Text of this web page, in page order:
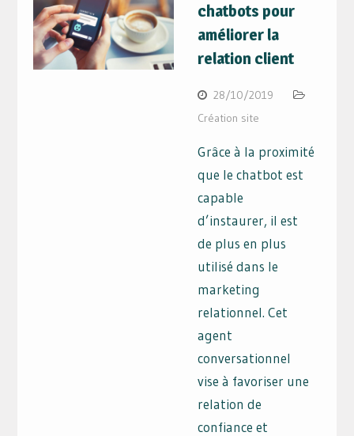
chatbots pour
améliorer la
relation client
28/10/2019
Création site
Grâce à la proximité
que le chatbot est
capable
d’instaurer, il est
de plus en plus
utilisé dans le
marketing
relationnel. Cet
agent
conversationnel
vise à favoriser une
relation de
confiance et